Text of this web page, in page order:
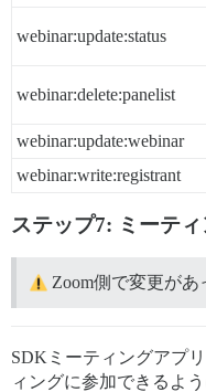
webinar:update:status
webinar:delete:panelist
webinar:update:webinar
webinar:write:registrant
ステップ7: ミーテ
Zoom側で変更があ
SDKミーティングアプ
ィングに参加できるよ